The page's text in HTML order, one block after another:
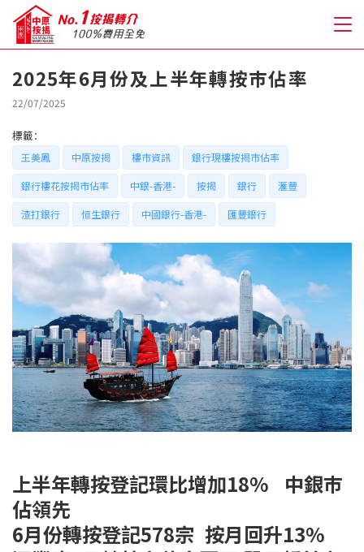
關於我們
格到至抵按揭
人才房貸・開戶優惠
免費房貸轉介服務
免費開戶轉介服務
私人貸款
優惠禮遇
新盤優越按揭優惠
中原按揭標籤優惠
按揭工具
按揭計算
2025年6月份及上半年轉按巿佔率
22/07/2025
標籤：
王美鳳 中原按揭 樓市資訊 銀行現樓按揭市佔率
銀行樓花按揭市佔率 中銀-香港- 按揭 銀行 滙豐
渣打銀行 恒生銀行 中國銀行-香港- 匯豐銀行
上半年轉按登記環比增加18% 中銀巿
佔領先
6月份轉按登記578宗 按月回升13%